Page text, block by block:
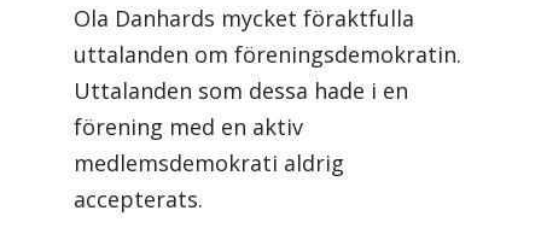
Ola Danhards mycket föraktfulla
uttalanden om föreningsdemokratin.
Uttalanden som dessa hade i en
förening med en aktiv
medlemsdemokrati aldrig
accepterats.